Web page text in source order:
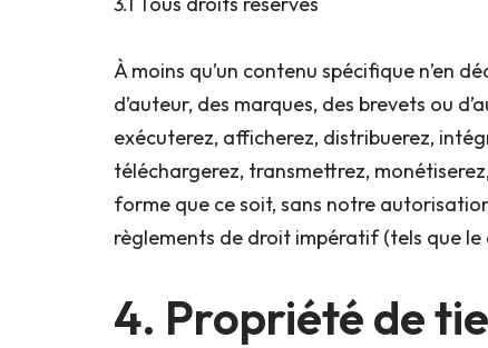
À moins qu’un contenu spécifique n’en
d’auteur, des marques, des brevets ou
exécuterez, afficherez, distribuerez,
téléchargerez, transmettrez,
forme que ce soit, sans notre
règlements de droit impératif (tels que le
4. Propriété de